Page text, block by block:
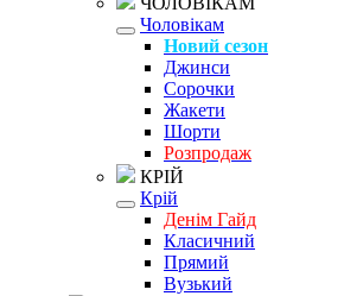
Чоловікам
Новий сезон
Джинси
Сорочки
Жакети
Шорти
Розпродаж
КРІЙ
Крій
Денім Гайд
Класичний
Прямий
Вузький